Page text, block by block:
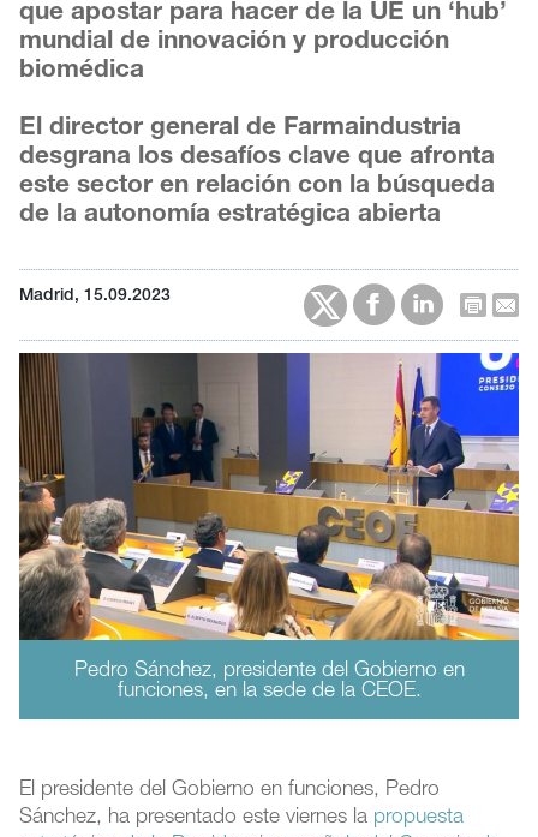
que apostar para hacer de la UE un ‘hub’
mundial de innovación y producción
biomédica
El director general de Farmaindustria
desgrana los desafíos clave que afronta
este sector en relación con la búsqueda
de la autonomía estratégica abierta
Madrid, 15.09.2023
Pedro Sánchez, presidente del Gobierno en
funciones, en la sede de la CEOE.
El presidente del Gobierno en funciones, Pedro
Sánchez, ha presentado este viernes la propuesta